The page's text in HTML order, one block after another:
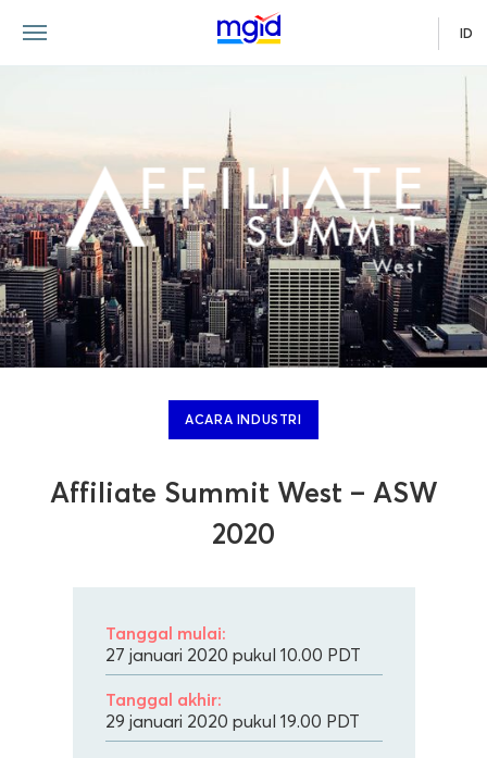
ID
Affiliate Summit West – ASW
2020
Tanggal mulai:
27 januari 2020 pukul 10.00 PDT
Tanggal akhir:
29 januari 2020 pukul 19.00 PDT
ACARA INDUSTRI